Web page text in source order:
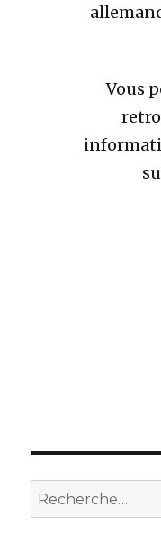
Vous
Recherche
pour